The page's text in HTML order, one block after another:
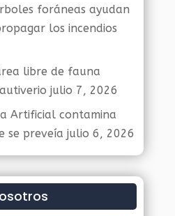
foráneas ayudan
los incendios
libre de fauna
julio 7, 2026
Artificial contamina
se preveía julio 6, 2026